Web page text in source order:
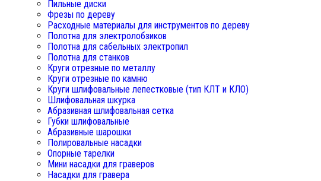
Пильные диски
Фрезы по дереву
Расходные материалы для инструментов по дереву
Полотна для электролобзиков
Полотна для сабельных электропил
Полотна для станков
Круги отрезные по металлу
Круги отрезные по камню
Круги шлифовальные лепестковые (тип КЛТ и КЛО)
Шлифовальная шкурка
Абразивная шлифовальная сетка
Губки шлифовальные
Абразивные шарошки
Полировальные насадки
Опорные тарелки
Мини насадки для граверов
Насадки для гравера